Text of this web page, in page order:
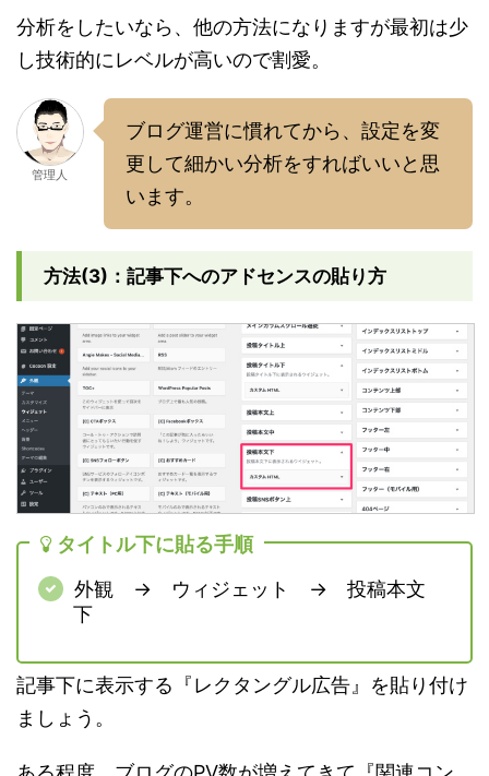
分析をしたいなら、他の方法になりますが最初は少
し技術的にレベルが高いので割愛。
管理人
ブログ運営に慣れてから、設定を変
更して細かい分析をすればいいと思
います。
方法(3)：記事下へのアドセンスの貼り方
タイトル下に貼る手順
外観 → ウィジェット → 投稿本文
下
記事下に表示する『レクタングル広告』を貼り付け
ましょう。